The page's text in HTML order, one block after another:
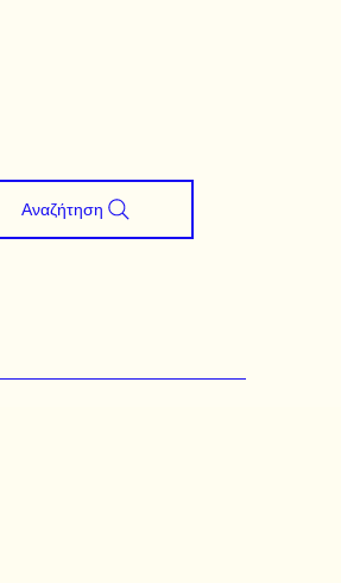
Αναζήτηση